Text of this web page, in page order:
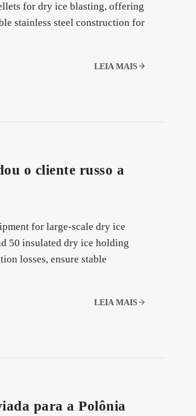
for dry ice blasting, offering
stainless steel construction for
LEIA MAIS
o cliente russo a
for large-scale dry ice
50 insulated dry ice holding
losses, ensure stable
LEIA MAIS
para a Polônia